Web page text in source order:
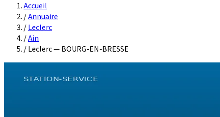
Accueil
/Annuaire
/Leclerc
/Ain
/Leclerc — BOURG-EN-BRESSE